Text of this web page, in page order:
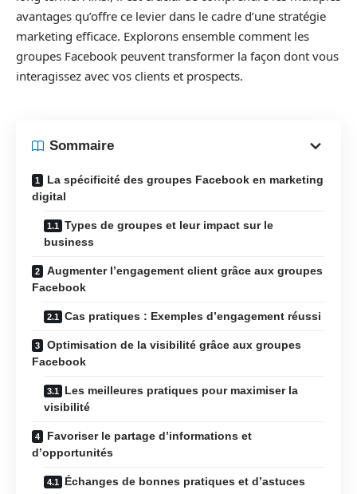
avantages qu’offre ce levier dans le cadre d’une stratégie
marketing efficace. Explorons ensemble comment les
groupes Facebook peuvent transformer la façon dont vous
interagissez avec vos clients et prospects.
Sommaire
La spécificité des groupes Facebook en marketing
digital
Types de groupes et leur impact sur le
business
Augmenter l’engagement client grâce aux groupes
Facebook
Cas pratiques : Exemples d’engagement réussi
Optimisation de la visibilité grâce aux groupes
Facebook
Les meilleures pratiques pour maximiser la
visibilité
Favoriser le partage d’informations et
d’opportunités
Échanges de bonnes pratiques et d’astuces